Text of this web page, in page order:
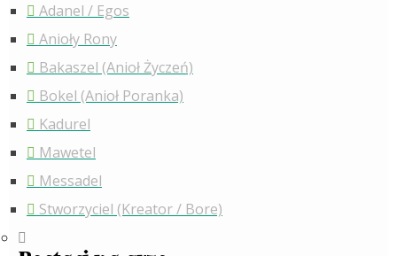
Adanel / Egos
Anioły Rony
Bakaszel (Anioł Życzeń)
Bokel (Anioł Poranka)
Kadurel
Mawetel
Messadel
Stworzyciel (Kreator / Bore)